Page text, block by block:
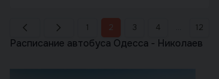
1 2 3 4 12
Расписание автобуса Одесса - Николаев